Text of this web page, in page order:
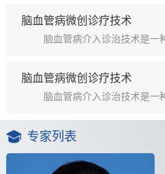
脑血管病微创诊疗技术
脑血管病介入诊治技术是一种
脑血管病微创诊疗技术
脑血管病介入诊治技术是一
专家列表